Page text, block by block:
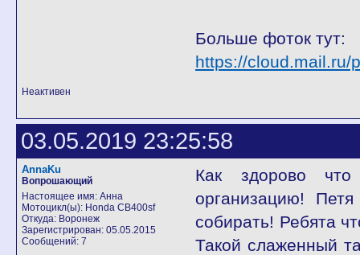
Больше фоток тут:
https://cloud.mail.ru/
Неактивен
03.05.2019 23:25:58
AnnaKu
Вопрошающий
Настоящее имя: Анна
Мотоцикл(ы): Honda CB400sf
Откуда: Воронеж
Зарегистрирован: 05.05.2015
Сообщений: 7
Как здорово
организацию!
собирать! Ребята
Такой слаженный